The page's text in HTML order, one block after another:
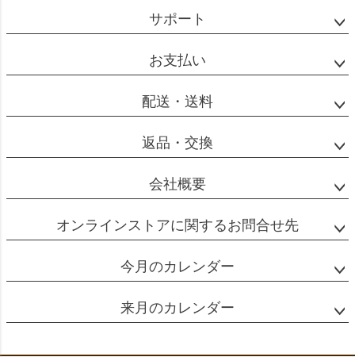
ップ
サポート
お支払い
配送・送料
返品・交換
会社概要
オンラインストアに関するお問合せ先
今月のカレンダー
来月のカレンダー